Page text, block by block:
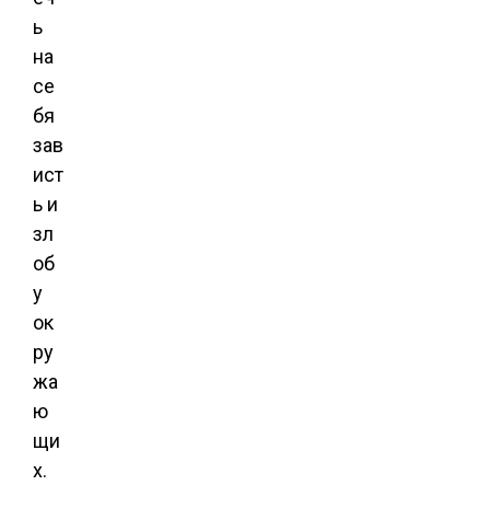
ь
на
се
бя
зав
ист
ь и
зл
об
у
ок
ру
жа
ю
щи
х.